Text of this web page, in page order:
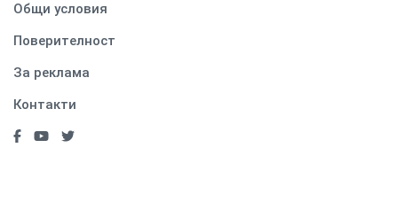
Общи условия
Поверителност
За реклама
Контакти